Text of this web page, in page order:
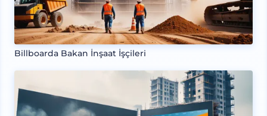
Billboarda Bakan İnşaat İşçileri